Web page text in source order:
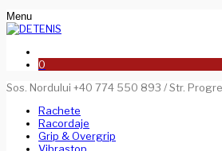
Menu
0
Sos. Nordului +40 774 550 893 / Str.
Rachete
Racordaje
Grip & Overgrip
Vibrastop